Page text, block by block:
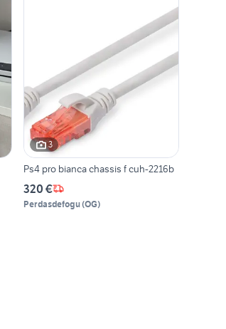
3
Ps4 pro bianca chassis f cuh-2216b
320 €
Perdasdefogu(OG)